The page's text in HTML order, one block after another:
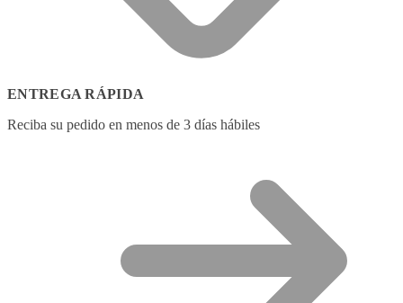
ENTREGA RÁPIDA
Reciba su pedido en menos de 3 días hábiles